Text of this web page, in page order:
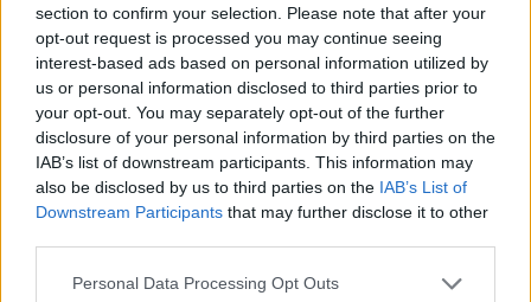
section to confirm your selection. Please note that after your
opt-out request is processed you may continue seeing
interest-based ads based on personal information utilized by
us or personal information disclosed to third parties prior to
your opt-out. You may separately opt-out of the further
disclosure of your personal information by third parties on the
IAB’s list of downstream participants. This information may
also be disclosed by us to third parties on the IAB’s List of
Downstream Participants that may further disclose it to other
Please note that this website/app uses one or more Google
Personal Data Processing Opt Outs
Správna technológia uloženia koberca je jeho
celoplošné podlepenie. Koberec sa potom
nedeformuje a lepšie odoláva nábytkovým
kolieskam.
Kobercové štvorce